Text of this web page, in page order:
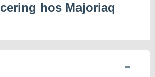
hos Majoriaq